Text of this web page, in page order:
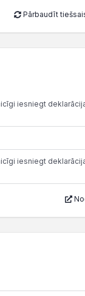
Pārbaudīt
iesniegt
iesniegt